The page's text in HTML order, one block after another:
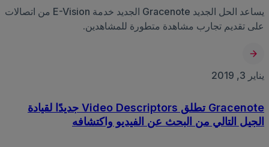
يساعد الحل الجديد Gracenote الجديد خدمة E-Vision من اتصالات
على تقديم تجارب مشاهدة متطورة للمشاهدين.
يناير 3, 2019
Gracenote تطلق Video Descriptors جديدًا لقيادة
الجيل التالي من البحث عن الفيديو واكتشافه